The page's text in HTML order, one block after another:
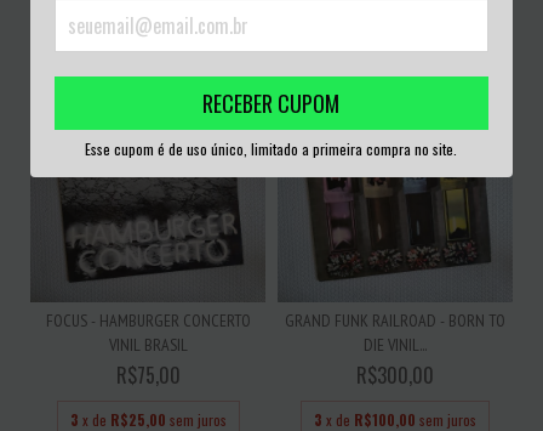
RECEBER CUPOM
Esse cupom é de uso único, limitado a primeira compra no site.
FOCUS - HAMBURGER CONCERTO
VINIL BRASIL
R$75,00
3 x de R$25,00 sem juros
GRAND FUNK RAILROAD - BORN TO
DIE VINIL...
R$300,00
3 x de R$100,00 sem juros